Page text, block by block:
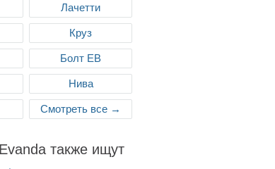
Лачетти
Круз
Болт ЕВ
Нива
Смотреть все →
также ищут